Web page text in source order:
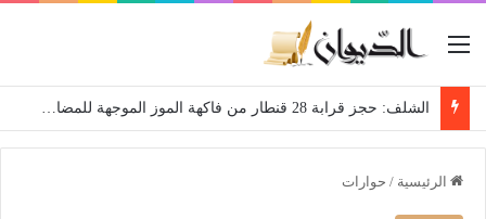
القائمة
الشلف: حجز قرابة 28 قنطار من فاكهة الموز الموجهة للمضاربة
الرئيسية / حوارات